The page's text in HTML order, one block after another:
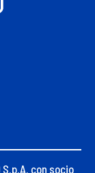
S.p.A. con socio